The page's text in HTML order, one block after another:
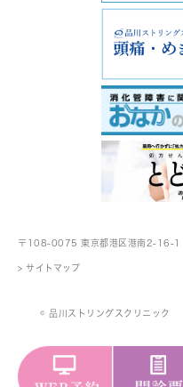
〒108-0075 東京都港区港南2-16-1
> サイトマップ
© 品川ストリングスクリニック